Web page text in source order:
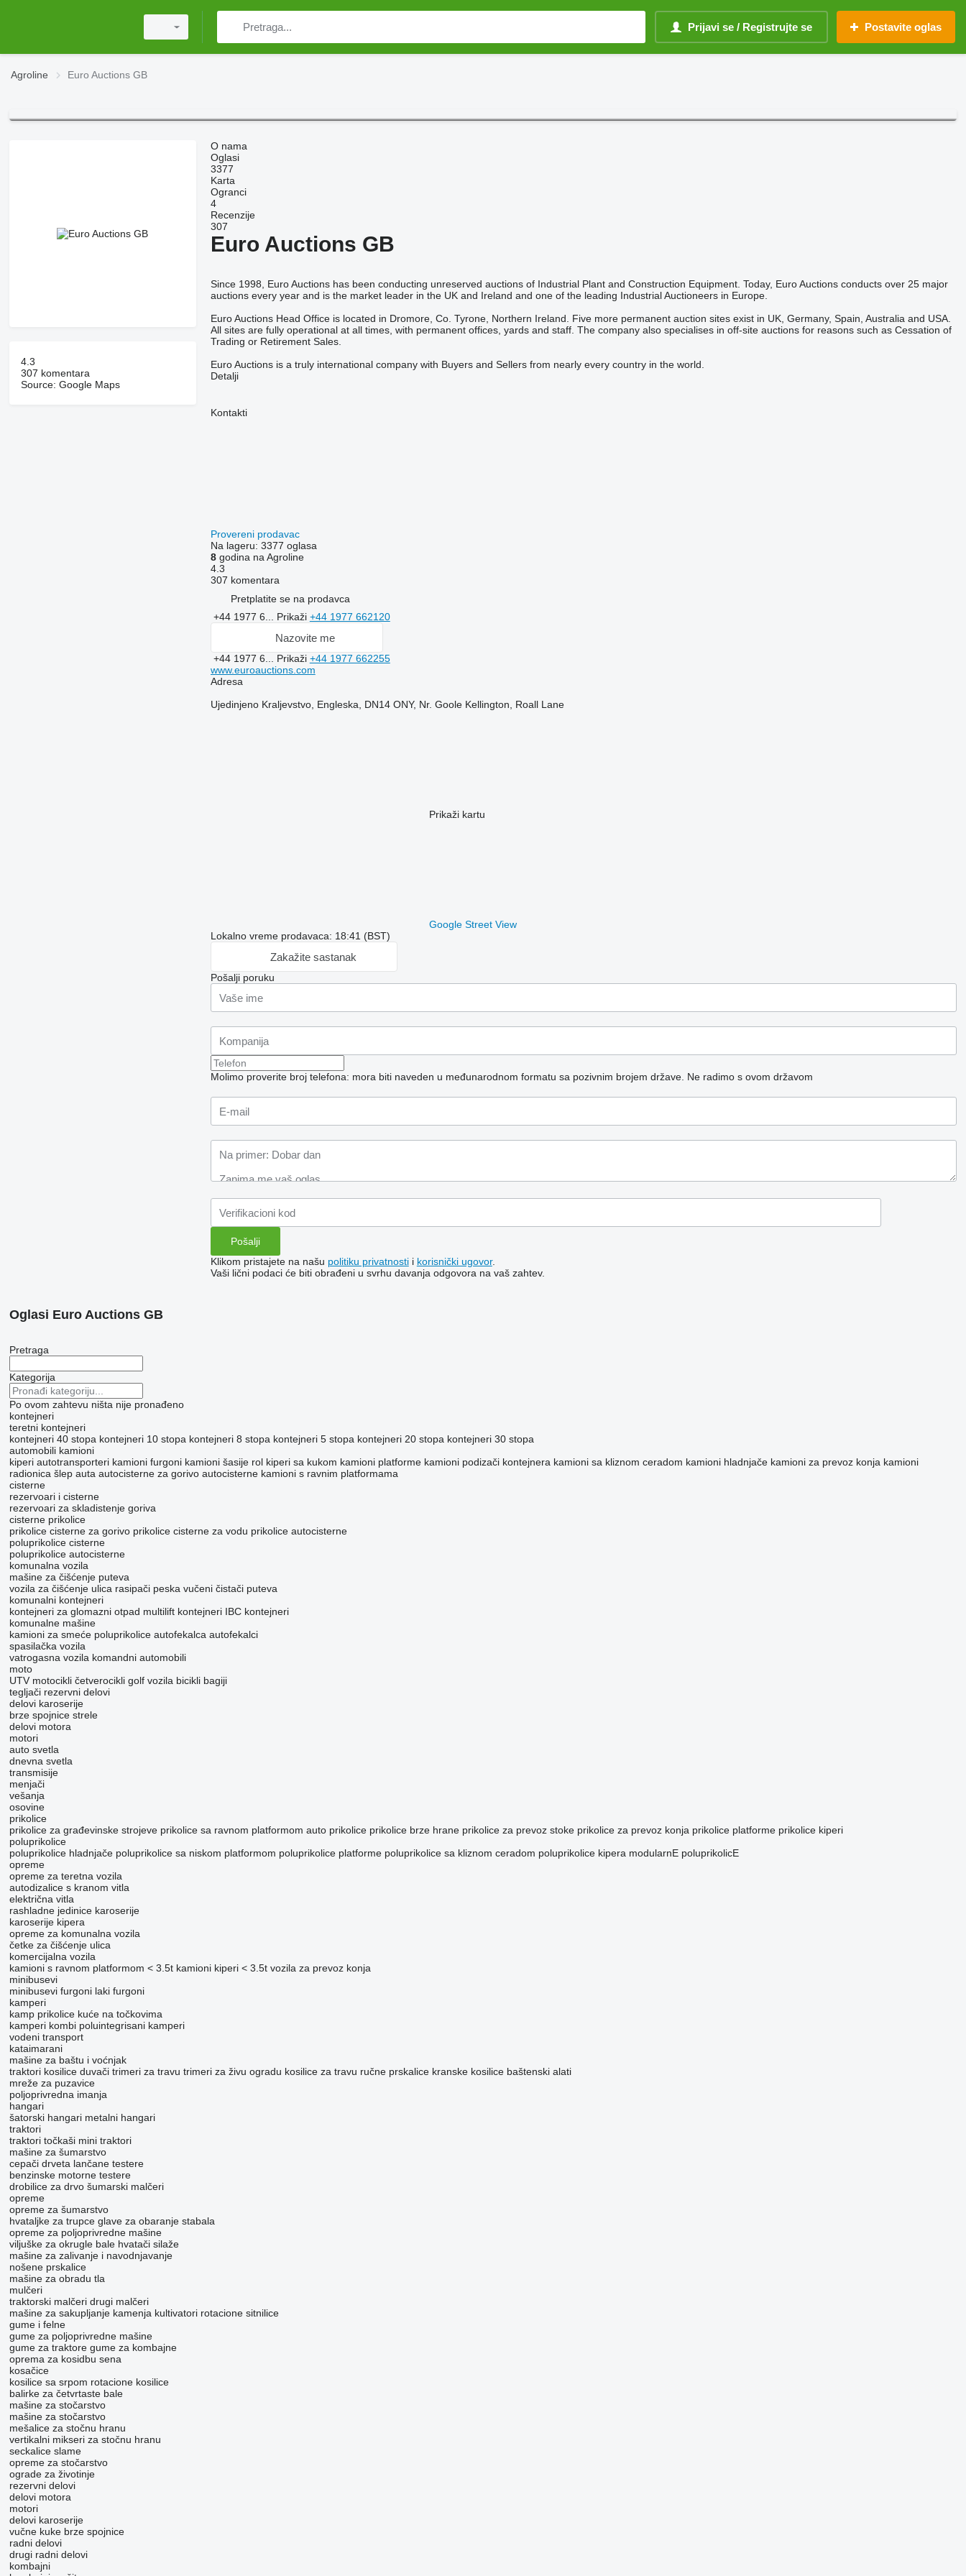
Prijavi se / Registrujte se Postavite oglas
Agroline Euro Auctions GB
4.3
307 komentara
Source: Google Maps
O nama
Oglasi
3377
Karta
Ogranci
4
Recenzije
307
Euro Auctions GB
Since 1998, Euro Auctions has been conducting unreserved auctions of Industrial Plant and Construction Equipment. Today, Euro Auctions conducts over 25 major
auctions every year and is the market leader in the UK and Ireland and one of the leading Industrial Auctioneers in Europe.
Euro Auctions Head Office is located in Dromore, Co. Tyrone, Northern Ireland. Five more permanent auction sites exist in UK, Germany, Spain, Australia and USA.
All sites are fully operational at all times, with permanent offices, yards and staff. The company also specialises in off-site auctions for reasons such as Cessation of
Trading or Retirement Sales.
Euro Auctions is a truly international company with Buyers and Sellers from nearly every country in the world.
Detalji
Kontakti
Provereni prodavac
Na lageru: 3377 oglasa
8godina na Agroline
4.3
307 komentara
Pretplatite se na prodavca
+44 1977 6... Prikaži +44 1977 662120
Nazovite me
+44 1977 6... Prikaži +44 1977 662255
www.euroauctions.com
Adresa
Ujedinjeno Kraljevstvo, Engleska, DN14 ONY, Nr. Goole Kellington, Roall Lane
Prikaži kartu
Google Street View
Lokalno vreme prodavaca: 18:41 (BST)
Zakažite sastanak
Pošalji poruku
Molimo proverite broj telefona: mora biti naveden u međunarodnom formatu sa pozivnim brojem države. Ne radimo s ovom državom
Klikom pristajete na našu politiku privatnostii korisnički ugovor.
Vaši lični podaci će biti obrađeni u svrhu davanja odgovora na vaš zahtev.
Oglasi Euro Auctions GB
Pretraga
Kategorija
Po ovom zahtevu ništa nije pronađeno
kontejneri
teretni kontejneri
kontejneri 40 stopa kontejneri 10 stopa kontejneri 8 stopa kontejneri 5 stopa kontejneri 20 stopa kontejneri 30 stopa
automobili kamioni
kiperi autotransporteri kamioni furgoni kamioni šasije rol kiperi sa kukom kamioni platforme kamioni podizači kontejnera kamioni sa kliznom ceradom kamioni hladnjače kamioni za prevoz konja kamioni
radionica šlep auta autocisterne za gorivo autocisterne kamioni s ravnim platformama
cisterne
rezervoari i cisterne
rezervoari za skladistenje goriva
cisterne prikolice
prikolice cisterne za gorivo prikolice cisterne za vodu prikolice autocisterne
poluprikolice cisterne
poluprikolice autocisterne
komunalna vozila
mašine za čišćenje puteva
vozila za čišćenje ulica rasipači peska vučeni čistači puteva​
komunalni kontejneri
kontejneri za glomazni otpad multilift kontejneri IBC kontejneri
komunalne mašine
kamioni za smeće poluprikolice autofekalca autofekalci
spasilačka vozila
vatrogasna vozila komandni automobili
moto
UTV motocikli četverocikli golf vozila bicikli bagiji
tegljači rezervni delovi
delovi karoserije
brze spojnice strele
delovi motora
motori
auto svetla
dnevna svetla
transmisije
menjači
vešanja
osovine
prikolice
prikolice za građevinske strojeve prikolice sa ravnom platformom auto prikolice prikolice brze hrane prikolice za prevoz stoke prikolice za prevoz konja prikolice platforme prikolice kiperi
poluprikolice
poluprikolice hladnjače poluprikolice sa niskom platformom poluprikolice platforme poluprikolice sa kliznom ceradom poluprikolice kipera modularnE poluprikolicE
opreme
оpremе za teretna vozila
autodizalice s kranom vitla
električna vitla
rashladne jedinice karoserije
karoserije kipera
opreme za komunalna vozila
četke za čišćenje ulica
komercijalna vozila
kamioni s ravnom platformom < 3.5t kamioni kiperi < 3.5t vozila za prevoz konja
minibusevi
minibusevi furgoni laki furgoni
kamperi
kamp prikolice kuće na točkovima
kamperi kombi poluintegrisani kamperi
vodeni transport
kataimarani
mašine za baštu i voćnjak
traktori kosilice duvači trimeri za travu trimeri za živu ogradu kosilice za travu ručne prskalice kranske kosilice baštenski alati
mreže za puzavice
poljoprivrednа imanjа
hangari
šatorski hangari metalni hangari
traktori
traktori točkaši mini traktori
mašine za šumarstvo
cepači drveta lančane testere
benzinske motorne testere
drobilice za drvo šumarski malčeri
opreme
opreme za šumarstvo
hvataljke za trupce glave za obaranje stabala
opreme za poljoprivredne mašine
viljuške za okrugle bale hvatači silaže
mašine za zalivanje i navodnjavanje
nošene prskalice
mašine za obradu tla
mulčeri
traktorski malčeri drugi malčeri
mašine za sakupljanje kamenja kultivatori rotacione sitnilice
gume i felne
gume za poljoprivredne mašine
gume za traktore gume za kombajne
oprema za kosidbu sena
kosačice
kosilice sa srpom rotacione kosilice
balirke za četvrtaste bale
mašine za stočarstvo
mašine za stočarstvo
mešalice za stočnu hranu
vertikalni mikseri za stočnu hranu
seckalice slame
opreme za stočarstvo
ograde za životinje
rezervni delovi
delovi motora
motori
delovi karoserije
vučne kuke brze spojnice
radni delovi
drugi radni delovi
kombajni